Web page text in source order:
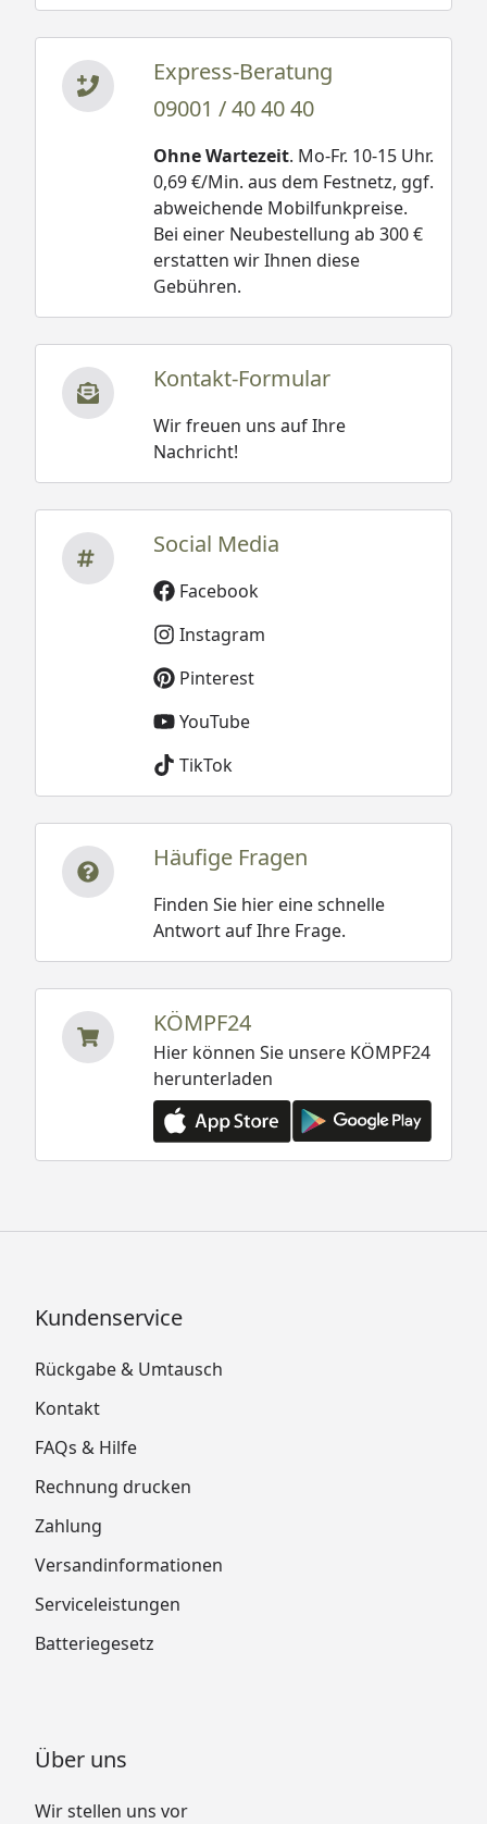
Express-Beratung
09001 / 40 40 40
Ohne Wartezeit. Mo-Fr. 10-15 Uhr.
0,69 €/Min. aus dem Festnetz, ggf.
abweichende Mobilfunkpreise.
Bei einer Neubestellung ab 300 €
erstatten wir Ihnen diese
Gebühren.
Kontakt-Formular
Wir freuen uns auf Ihre
Nachricht!
Social Media
Facebook
Instagram
Pinterest
YouTube
TikTok
Häufige Fragen
Finden Sie hier eine schnelle
Antwort auf Ihre Frage.
KÖMPF24
Hier können Sie unsere KÖMPF24
herunterladen
Kundenservice
Rückgabe & Umtausch
Kontakt
FAQs & Hilfe
Rechnung drucken
Zahlung
Versandinformationen
Serviceleistungen
Batteriegesetz
Über uns
Wir stellen uns vor